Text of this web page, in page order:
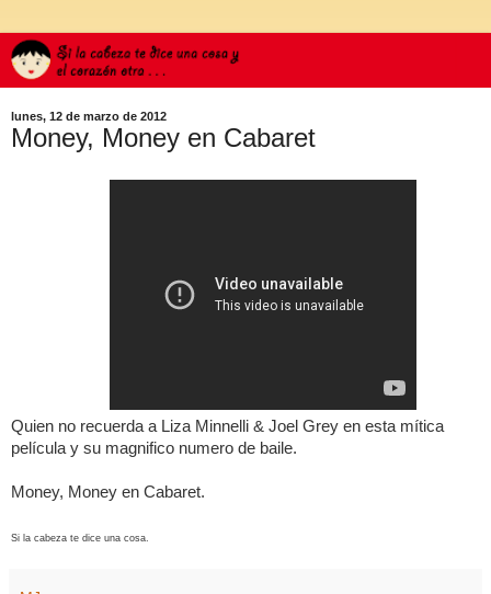
lunes, 12 de marzo de 2012
Money, Money en Cabaret
Quien no recuerda a Liza Minnelli & Joel Grey en esta mítica
película y su magnifico numero de baile.
Money, Money en Cabaret.
Si la cabeza te dice una cosa.